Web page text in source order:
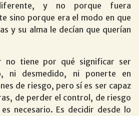
y no porque fuera
sino porque era el modo en que
y su alma le decían que querían
no tiene por qué significar ser
ni desmedido, ni ponerte en
de riesgo, pero sí es ser capaz
de perder el control, de riesgo
es necesario. Es decidir desde lo